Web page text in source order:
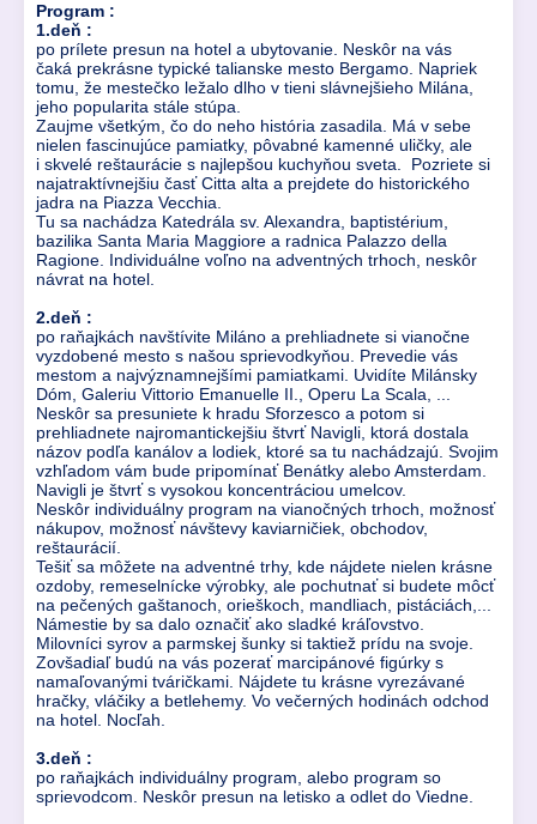
Program :
1.deň :
po prílete presun na hotel a ubytovanie. Neskôr na vás
čaká prekrásne typické talianske mesto Bergamo. Napriek
tomu, že mestečko ležalo dlho v tieni slávnejšieho Milána,
jeho popularita stále stúpa.
Zaujme všetkým, čo do neho história zasadila. Má v sebe
nielen fascinujúce pamiatky, pôvabné kamenné uličky, ale
i skvelé reštaurácie s najlepšou kuchyňou sveta. Pozriete si
najatraktívnejšiu časť Citta alta a prejdete do historického
jadra na Piazza Vecchia.
Tu sa nachádza Katedrála sv. Alexandra, baptistérium,
bazilika Santa Maria Maggiore a radnica Palazzo della
Ragione. Individuálne voľno na adventných trhoch, neskôr
návrat na hotel.
2.deň :
po raňajkách navštívite Miláno a prehliadnete si vianočne
vyzdobené mesto s našou sprievodkyňou. Prevedie vás
mestom a najvýznamnejšími pamiatkami. Uvidíte Milánsky
Dóm, Galeriu Vittorio Emanuelle II., Operu La Scala, ...
Neskôr sa presuniete k hradu Sforzesco a potom si
prehliadnete najromantickejšiu štvrť Navigli, ktorá dostala
názov podľa kanálov a lodiek, ktoré sa tu nachádzajú. Svojim
vzhľadom vám bude pripomínať Benátky alebo Amsterdam.
Navigli je štvrť s vysokou koncentráciou umelcov.
Neskôr individuálny program na vianočných trhoch, možnosť
nákupov, možnosť návštevy kaviarničiek, obchodov,
reštaurácií.
Tešiť sa môžete na adventné trhy, kde nájdete nielen krásne
ozdoby, remeselnícke výrobky, ale pochutnať si budete môcť
na pečených gaštanoch, orieškoch, mandliach, pistáciách,...
Námestie by sa dalo označiť ako sladké kráľovstvo.
Milovníci syrov a parmskej šunky si taktiež prídu na svoje.
Zovšadiaľ budú na vás pozerať marcipánové figúrky s
namaľovanými tváričkami. Nájdete tu krásne vyrezávané
hračky, vláčiky a betlehemy. Vo večerných hodinách odchod
na hotel. Nocľah.
3.deň :
po raňajkách individuálny program, alebo program so
sprievodcom. Neskôr presun na letisko a odlet do Viedne.